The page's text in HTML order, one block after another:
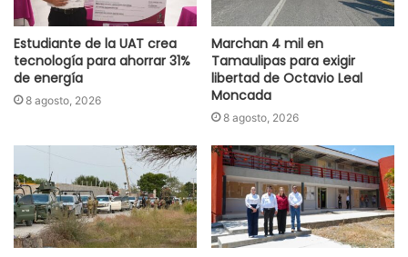
Estudiante de la UAT crea
tecnología para ahorrar 31%
de energía
8 agosto, 2026
Marchan 4 mil en
Tamaulipas para exigir
libertad de Octavio Leal
Moncada
8 agosto, 2026